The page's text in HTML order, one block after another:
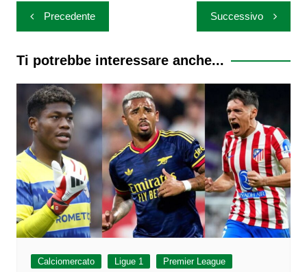
Navigazione
articoli
Precedente Successivo
Ti potrebbe interessare anche...
Calciomercato Ligue 1 Premier League